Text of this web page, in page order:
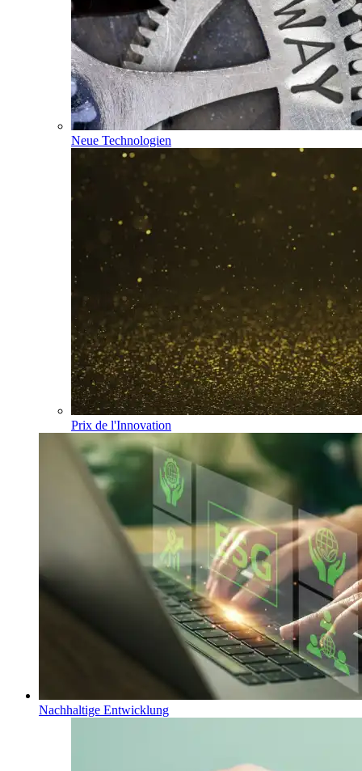
Neue Technologien
Prix de l'Innovation
Nachhaltige Entwicklung